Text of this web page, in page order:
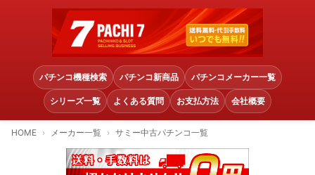
パチンコ機種検索 パチンコ新商品 パチンコメーカー一覧
シリーズ一覧 よくある質問 お支払方法 会社概要
HOME メーカー一覧 サミー中古パチンコ一覧